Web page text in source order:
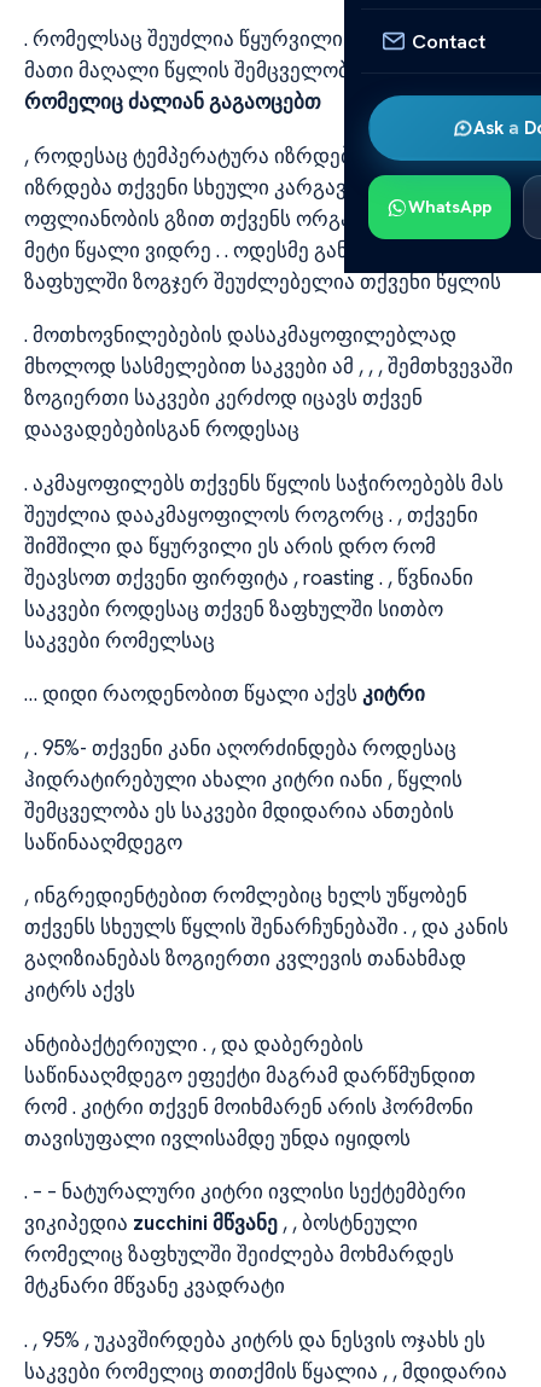
Contact
Ask a
WhatsApp
. რომელსაც შეუძლია წყურვილის განკურნება
მათი მაღალი წყლის შემცველობით
რომელიც ძალიან გაგაოცებთ
, როდესაც ტემპერატურა იზრდება და ტენიანობა
იზრდება თქვენი სხეული კარგავს . , წყალს
ოფლიანობის გზით თქვენს ორგანიზმს სჭირდება
მეტი წყალი ვიდრე . . ოდესმე განსაკუთრებით
ზაფხულში ზოგჯერ შეუძლებელია თქვენი წყლის
. მოთხოვნილებების დასაკმაყოფილებლად
მხოლოდ სასმელებით საკვები ამ , , , შემთხვევაში
ზოგიერთი საკვები კერძოდ იცავს თქვენ
დაავადებებისგან როდესაც
. აკმაყოფილებს თქვენს წყლის საჭიროებებს მას
შეუძლია დააკმაყოფილოს როგორც . , თქვენი
შიმშილი და წყურვილი ეს არის დრო რომ
შეავსოთ თქვენი ფირფიტა , roasting . , წვნიანი
საკვები როდესაც თქვენ ზაფხულში სითბო
საკვები რომელსაც
… დიდი რაოდენობით წყალი აქვს კიტრი
, . 95%- თქვენი კანი აღორძინდება როდესაც
ჰიდრატირებული ახალი კიტრი იანი , წყლის
შემცველობა ეს საკვები მდიდარია ანთების
საწინააღმდეგო
, ინგრედიენტებით რომლებიც ხელს უწყობენ
თქვენს სხეულს წყლის შენარჩუნებაში . , და კანის
გაღიზიანებას ზოგიერთი კვლევის თანახმად
კიტრს აქვს
ანტიბაქტერიული . , და დაბერების
საწინააღმდეგო ეფექტი მაგრამ დარწმუნდით
რომ . კიტრი თქვენ მოიხმარენ არის ჰორმონი
თავისუფალი ივლისამდე უნდა იყიდოს
. – – ნატურალური კიტრი ივლისი სექტემბერი
ვიკიპედია zucchini მწვანე , , ბოსტნეული
რომელიც ზაფხულში შეიძლება მოხმარდეს
მტკნარი მწვანე კვადრატი
. , 95% , უკავშირდება კიტრს და ნესვის ოჯახს ეს
საკვები რომელიც თითქმის წყალია , , მდიდარია